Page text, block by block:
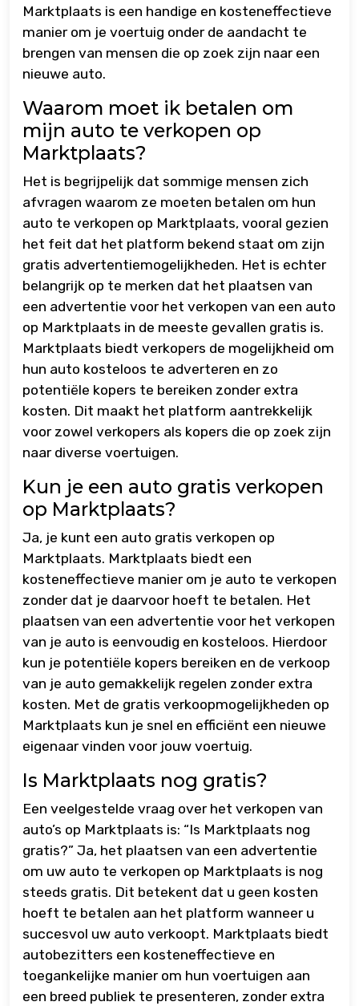
Marktplaats is een handige en kosteneffectieve
manier om je voertuig onder de aandacht te
brengen van mensen die op zoek zijn naar een
nieuwe auto.
Waarom moet ik betalen om
mijn auto te verkopen op
Marktplaats?
Het is begrijpelijk dat sommige mensen zich
afvragen waarom ze moeten betalen om hun
auto te verkopen op Marktplaats, vooral gezien
het feit dat het platform bekend staat om zijn
gratis advertentiemogelijkheden. Het is echter
belangrijk op te merken dat het plaatsen van
een advertentie voor het verkopen van een auto
op Marktplaats in de meeste gevallen gratis is.
Marktplaats biedt verkopers de mogelijkheid om
hun auto kosteloos te adverteren en zo
potentiële kopers te bereiken zonder extra
kosten. Dit maakt het platform aantrekkelijk
voor zowel verkopers als kopers die op zoek zijn
naar diverse voertuigen.
Kun je een auto gratis verkopen
op Marktplaats?
Ja, je kunt een auto gratis verkopen op
Marktplaats. Marktplaats biedt een
kosteneffectieve manier om je auto te verkopen
zonder dat je daarvoor hoeft te betalen. Het
plaatsen van een advertentie voor het verkopen
van je auto is eenvoudig en kosteloos. Hierdoor
kun je potentiële kopers bereiken en de verkoop
van je auto gemakkelijk regelen zonder extra
kosten. Met de gratis verkoopmogelijkheden op
Marktplaats kun je snel en efficiënt een nieuwe
eigenaar vinden voor jouw voertuig.
Is Marktplaats nog gratis?
Een veelgestelde vraag over het verkopen van
auto’s op Marktplaats is: “Is Marktplaats nog
gratis?” Ja, het plaatsen van een advertentie
om uw auto te verkopen op Marktplaats is nog
steeds gratis. Dit betekent dat u geen kosten
hoeft te betalen aan het platform wanneer u
succesvol uw auto verkoopt. Marktplaats biedt
autobezitters een kosteneffectieve en
toegankelijke manier om hun voertuigen aan
een breed publiek te presenteren, zonder extra